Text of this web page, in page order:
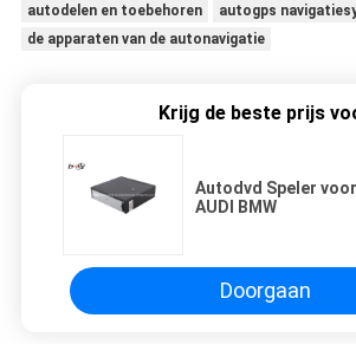
autodelen en toebehoren
autogps
de apparaten van de autonavigatie
Krijg de beste prijs
Autodvd Speler voor
AUDI BMW
Doorgaan